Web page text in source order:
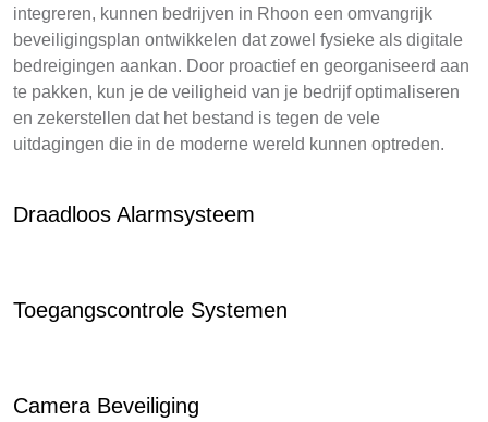
integreren, kunnen bedrijven in Rhoon een omvangrijk
beveiligingsplan ontwikkelen dat zowel fysieke als digitale
bedreigingen aankan. Door proactief en georganiseerd aan
te pakken, kun je de veiligheid van je bedrijf optimaliseren
en zekerstellen dat het bestand is tegen de vele
uitdagingen die in de moderne wereld kunnen optreden.
Draadloos Alarmsysteem
Toegangscontrole Systemen
Camera Beveiliging